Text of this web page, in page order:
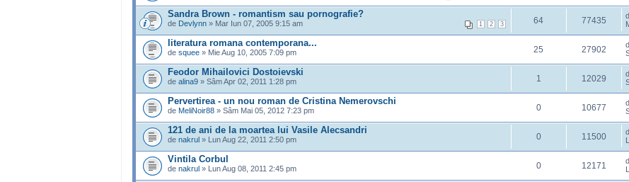
Sandra Brown - romantism sau pornografie?
1 2 3
de Devlynn » Mar Iun 07, 2005 9:15 am 64 77435
literatura romana contemporana...
de squee » Mie Aug 10, 2005 7:09 pm 25 27902
Feodor Mihailovici Dostoievski
de alina9 » Sâm Apr 02, 2011 1:28 pm 1 12029
Pervertirea - un nou roman de Cristina Nemerovschi
de MeliNoir88 » Sâm Mai 05, 2012 7:23 pm 0 10677
121 de ani de la moartea lui Vasile Alecsandri
de nakrul » Lun Aug 22, 2011 2:50 pm 0 11500
Vintila Corbul
de nakrul » Lun Aug 08, 2011 2:45 pm 0 12171